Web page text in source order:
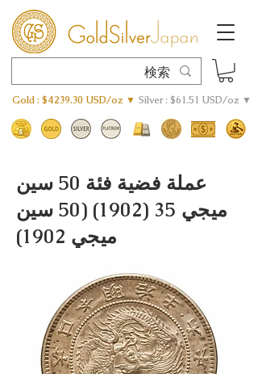
Gold : $4239.30 USD/oz ▼ Silver : $61.51 USD/oz ▼
عملة فضية فئة 50 سين
ميجي 35 (1902) (50
سين
ميجي 1902)